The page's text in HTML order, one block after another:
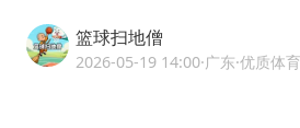
篮球扫地僧
2026-05-19 14:00·广东